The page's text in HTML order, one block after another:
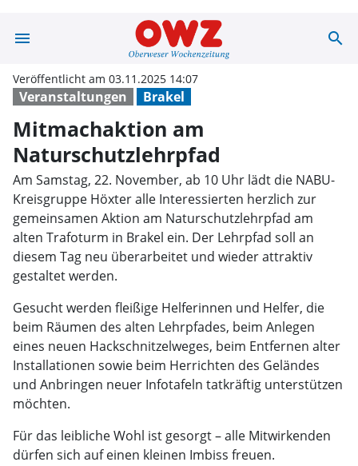
menu Mitmachaktion
search
Veranstaltungen Brakel
Veröffentlicht am 03.11.2025 14:07
Mitmachaktion am
Naturschutzlehrpfad
Am Samstag, 22. November, ab 10 Uhr lädt die NABU-
Kreisgruppe Höxter alle Interessierten herzlich zur
gemeinsamen Aktion am Naturschutzlehrpfad am
alten Trafoturm in Brakel ein. Der Lehrpfad soll an
diesem Tag neu überarbeitet und wieder attraktiv
gestaltet werden.
Gesucht werden fleißige Helferinnen und Helfer, die
beim Räumen des alten Lehrpfades, beim Anlegen
eines neuen Hackschnitzelweges, beim Entfernen alter
Installationen sowie beim Herrichten des Geländes
und Anbringen neuer Infotafeln tatkräftig unterstützen
möchten.
Für das leibliche Wohl ist gesorgt – alle Mitwirkenden
dürfen sich auf einen kleinen Imbiss freuen.